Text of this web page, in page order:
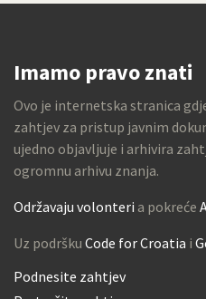
Imamo pravo znati
Ovo je internetska stranica
zahtjev za pristup javnim
ujedno objavljuje i arhivira
ogromnu arhivu znanja.
Održavaju volonteri a pokreće
Uz podršku Code for Croatia i
Podnesite zahtjev